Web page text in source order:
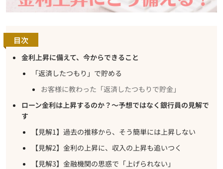
目次
金利上昇に備えて、今からできること
「返済したつもり」で貯める
お客様に教わった「返済したつもりで貯金」
ローン金利は上昇するのか？～予想ではなく銀行員の見解で
す
【見解1】過去の推移から、そう簡単には上昇しない
【見解2】金利の上昇に、収入の上昇も追いつく
【見解3】金融機関の思惑で「上げられない」